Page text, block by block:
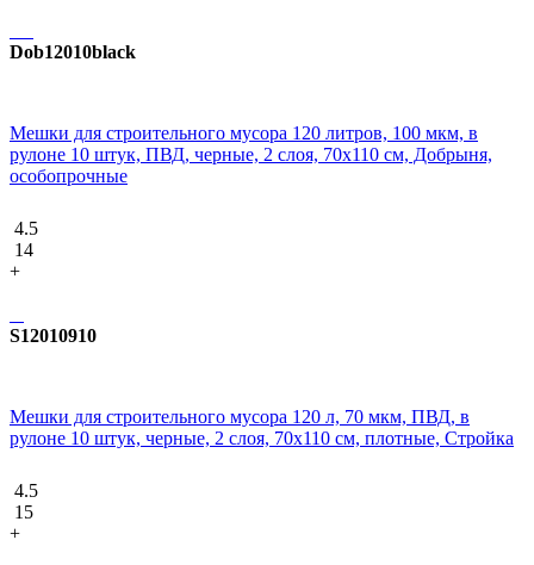
Dob12010black
Мешки для строительного мусора 120 литров, 100 мкм, в
рулоне 10 штук, ПВД, черные, 2 слоя, 70x110 см, Добрыня,
особопрочные
4.5
14
+
S12010910
Мешки для строительного мусора 120 л, 70 мкм, ПВД, в
рулоне 10 штук, черные, 2 слоя, 70x110 см, плотные, Стройка
4.5
15
+